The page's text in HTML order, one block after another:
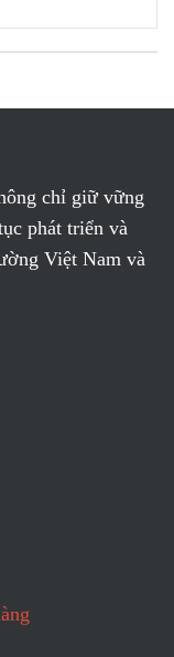
chỉ giữ vững
phát triển và
Việt Nam và